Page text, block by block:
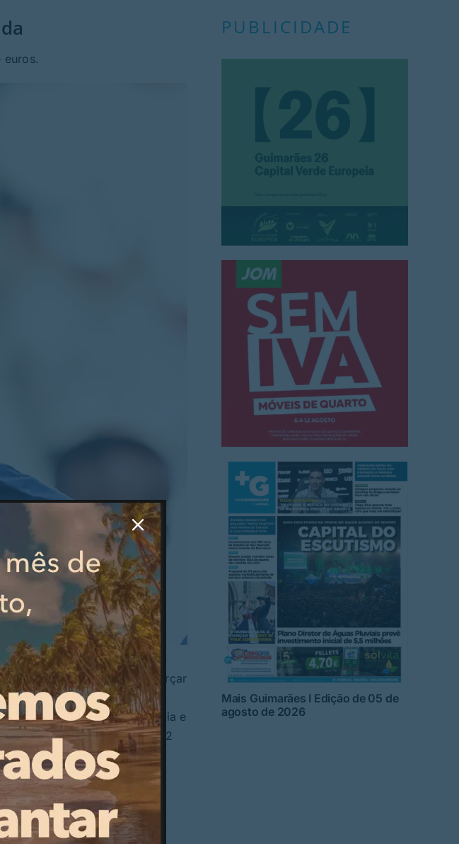
euros.
o alvo do Sporting para reforçar
para apresentar ao Vitória e
12 milhões de euros mais 2
total de 14 milhões que
PUBLICIDADE
Mais Guimarães I Edição de 05 de
agosto de 2026